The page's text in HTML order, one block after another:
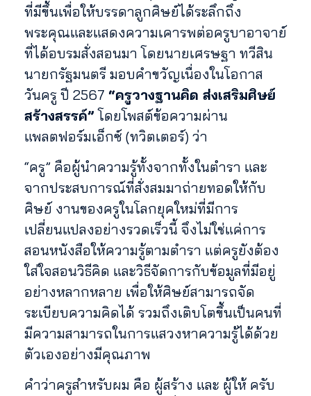
ที่มีขึ้นเพื่อให้บรรดาลูกศิษย์ได้ระลึกถึง
พระคุณและแสดงความเคารพต่อครูบาอาจาย์
ที่ได้อบรมสั่งสอนมา โดยนายเศรษฐา ทวีสิน
นายกรัฐมนตรี มอบคำขวัญเนื่องในโอกาส
วันครู ปี 2567 “ครูวางฐานคิด ส่งเสริมศิษย์
สร้างสรรค์” โดยโพสต์ข้อความผ่าน
แพลตฟอร์มเอ็กซ์ (ทวิตเตอร์) ว่า
“ครู” คือผู้นำความรู้ทั้งจากทั้งในตำรา และ
จากประสบการณ์ที่สั่งสมมาถ่ายทอดให้กับ
ศิษย์ งานของครูในโลกยุคใหม่ที่มีการ
เปลี่ยนแปลงอย่างรวดเร็วนี้ จึงไม่ใช่แค่การ
สอนหนังสือให้ความรู้ตามตำรา แต่ครูยังต้อง
ใส่ใจสอนวิธีคิด และวิธีจัดการกับข้อมูลที่มีอยู่
อย่างหลากหลาย เพื่อให้ศิษย์สามารถจัด
ระเบียบความคิดได้ รวมถึงเติบโตขึ้นเป็นคนที่
มีความสามารถในการแสวงหาความรู้ได้ด้วย
ตัวเองอย่างมีคุณภาพ
คำว่าครูสำหรับผม คือ ผู้สร้าง และ ผู้ให้ ครับ